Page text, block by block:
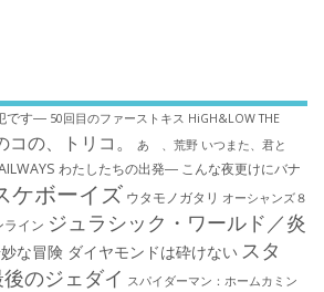
です― 50回目のファーストキス HiGH&LOW THE
コの、トリコ。 あゝ、荒野 いつまた、君と
わたしたちの出発― こんな夜更けにバナ
ケボーイズ ウタモノガタリ オーシャンズ８
ライン ジュラシック・ワールド／炎
な冒険 ダイヤモンドは砕けない スタ
のジェダイ スパイダーマン：ホームカミン